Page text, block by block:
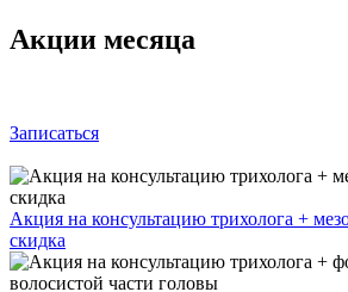
Акции месяца
Записаться
Акция на консультацию трихолога +
скидка